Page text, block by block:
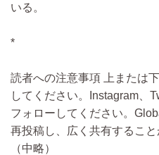
いる。
*
読者への注意事項 上または
してください。Instagram、
フォローしてください。
再投稿し、広く共有すること
（中略）